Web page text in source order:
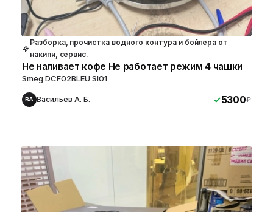
Разборка, прочистка водного контура и бойлера от
накипи, сервис.
Не наливает кофе Не работает режим 4 чашки
Smeg DCF02BLEU SI01
ВА Васильев А. Б. 5300₽